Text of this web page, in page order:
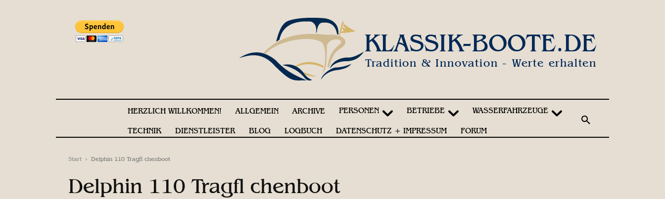
KLASSIK-BOOTE.DE
Tradition & Innovation - Werte erhalten
HERZLICH WILLKOMMEN! ALLGEMEIN ARCHIVE PERSONEN BETRIEBE WASSERFAHRZEUGE
TECHNIK DIENSTLEISTER BLOG LOGBUCH DATENSCHUTZ + IMPRESSUM FORUM
Start Delphin 110 Tragfl chenboot
Delphin 110 Tragfl chenboot